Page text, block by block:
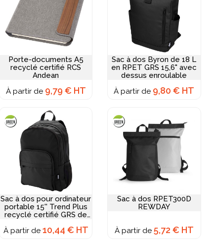
Porte-documents A5
recyclé certifié RCS
Andean
À partir de 9,79 € HT
Sac à dos Byron de 18 L
en RPET GRS 15,6" avec
dessus enroulable
À partir de 9,80 € HT
Sac à dos pour ordinateur
portable 15'' Trend Plus
recyclé certifié GRS de
À partir de 10,44 € HT
Sac à dos RPET300D
REWDAY
À partir de 5,72 € HT